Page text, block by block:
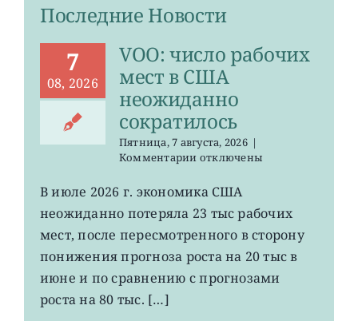
Последние Новости
7
08, 2026
VOO: число рабочих
мест в США
неожиданно
сократилось
Пятница, 7 августа, 2026 |
Комментариик
VOO:
рабочих
мест
США
неожиданно
отключены
В июле 2026 г. экономика США
неожиданно потеряла 23 тыс рабочих
мест, после пересмотренного в сторону
понижения прогноза роста на 20 тыс в
июне и по сравнению с прогнозами
роста на 80 тыс. […]